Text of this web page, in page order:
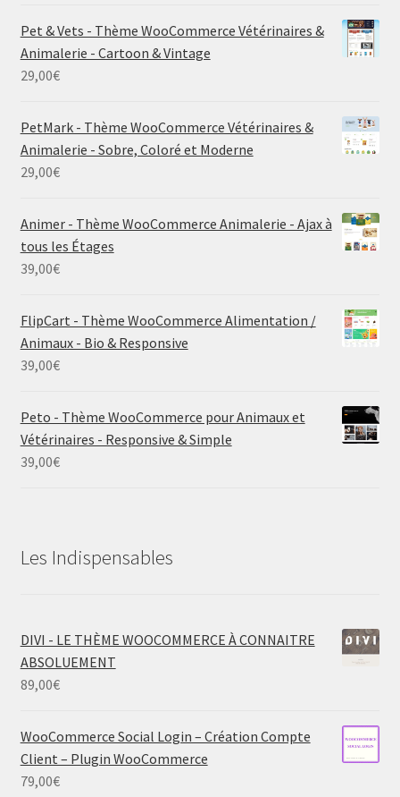
Pet & Vets - Thème WooCommerce Vétérinaires &
Animalerie - Cartoon & Vintage
29,00€
PetMark - Thème WooCommerce Vétérinaires &
Animalerie - Sobre, Coloré et Moderne
29,00€
Animer - Thème WooCommerce Animalerie - Ajax à
tous les Étages
39,00€
FlipCart - Thème WooCommerce Alimentation /
Animaux - Bio & Responsive
39,00€
Peto - Thème WooCommerce pour Animaux et
Vétérinaires - Responsive & Simple
39,00€
Les Indispensables
DIVI - LE THÈME WOOCOMMERCE À CONNAITRE
ABSOLUEMENT
89,00€
WooCommerce Social Login – Création Compte
Client – Plugin WooCommerce
79,00€